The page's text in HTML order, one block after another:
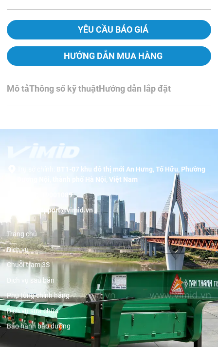
YÊU CẦU BÁO GIÁ
HƯỚNG DẪN MUA HÀNG
Mô tảThông số kỹ thuậtHướng dẫn lắp đặt
BT1-07 khu đô thị mới An Hưng, Tố Hữu, Phường
Dương Nội, thành phố Hà Nội, Việt Nam
19001089
support@vimid.vn
Trang chủ
Dịch vụ
Chuỗi trạm 3S
Dịch vụ sau bán
Phụ tùng chính hãng
Dịch vụ sửa chữa
Bảo hành bảo dưỡng